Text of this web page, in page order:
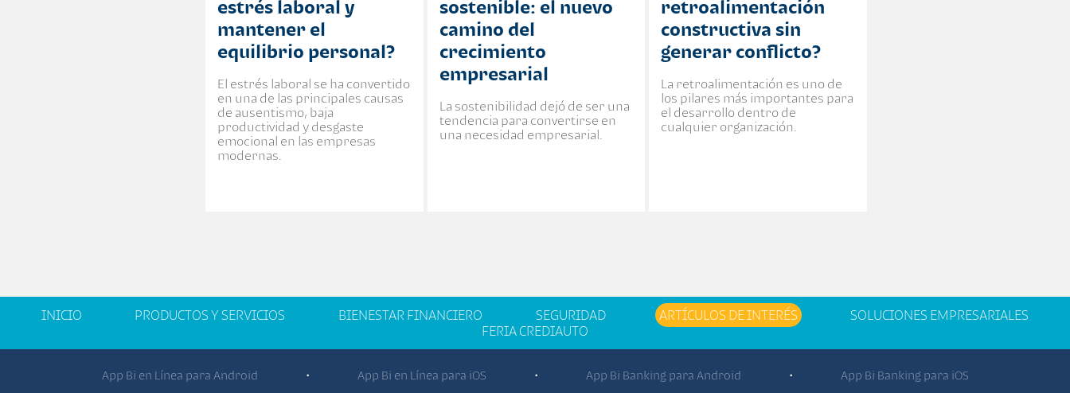
estrés laboral y
mantener el
equilibrio personal?
El estrés laboral se ha convertido
en una de las principales causas
de ausentismo, baja
productividad y desgaste
emocional en las empresas
modernas.
sostenible: el nuevo
camino del
crecimiento
empresarial
La sostenibilidad dejó de ser una
tendencia para convertirse en
una necesidad empresarial.
retroalimentación
constructiva sin
generar conflicto?
La retroalimentación es uno de
los pilares más importantes para
el desarrollo dentro de
cualquier organización.
INICIO PRODUCTOS Y SERVICIOS BIENESTAR FINANCIERO SEGURIDAD ARTÍCULOS DE INTERÉS
SOLUCIONES EMPRESARIALES
FERIA CREDIAUTO
App Bi en Línea para Android • App Bi en Línea para iOS • App Bi Banking para Android • App Bi Banking para iOS